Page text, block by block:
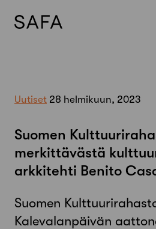
Uutiset 28 helmikuun, 2023
Suomen
merkittävästä
arkkitehti Benito
Suomen
Kalevalanpäivän